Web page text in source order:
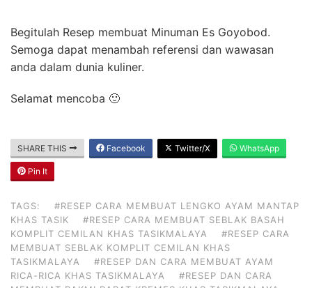
Begitulah Resep membuat Minuman Es Goyobod.
Semoga dapat menambah referensi dan wawasan
anda dalam dunia kuliner.
Selamat mencoba 🙂
SHARE THIS Facebook Twitter/X WhatsApp
Pin It
TAGS:
#RESEP CARA MEMBUAT LENGKO AYAM MANTAP
KHAS TASIK
#RESEP CARA MEMBUAT SEBLAK BASAH
KOMPLIT CEMILAN KHAS TASIKMALAYA
#RESEP CARA
MEMBUAT SEBLAK KOMPLIT CEMILAN KHAS
TASIKMALAYA
#RESEP DAN CARA MEMBUAT AYAM
RICA-RICA KHAS TASIKMALAYA
#RESEP DAN CARA